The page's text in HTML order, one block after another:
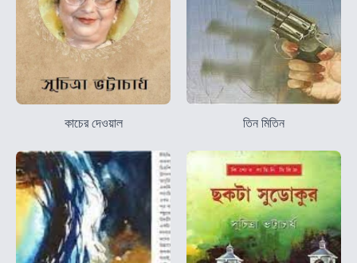
কাচের দেওয়াল তিন মিতিন